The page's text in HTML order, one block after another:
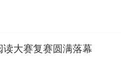
读大赛复赛圆满落幕